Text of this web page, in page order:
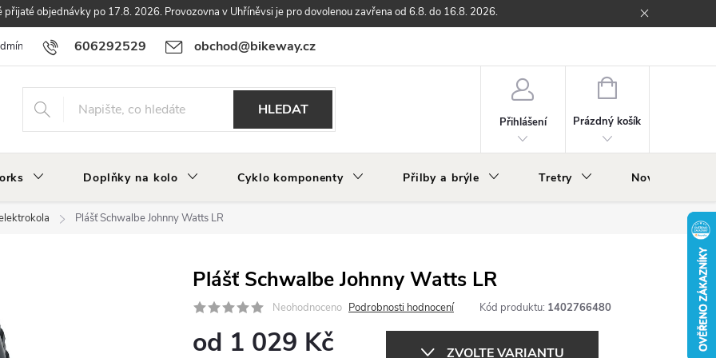
objednávky po 17.8. 2026. Provozovna v Uhříněvsi je pro dovolenou zavřena od 6.8. do 16.8. 2026.
606292529 obchod@bikeway.cz
Podmínky ochrany osobních údajů Vrácení a reklamace zboží
HLEDAT
Přihlášení
NÁKUPNÍ
Prázdný košík
Doplňky na kolo Cyklo komponenty Přilby a brýle Tretry Nově v
Plášť Schwalbe Johnny Watts LR
Plášť Schwalbe Johnny Watts LR
Neohodnoceno Podrobnosti hodnocení Kód produktu: 1402766480
od 1 029 Kč ZVOLTE VARIANTU